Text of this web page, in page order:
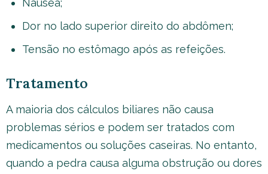
Náusea;
Dor no lado superior direito do abdômen;
Tensão no estômago após as refeições.
Tratamento
A maioria dos cálculos biliares não causa
problemas sérios e podem ser tratados com
medicamentos ou soluções caseiras. No entanto,
quando a pedra causa alguma obstrução ou dores